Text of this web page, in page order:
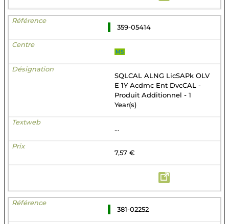
359-05414
MS
SQLCAL ALNG LicSAPk OLV
E 1Y Acdmc Ent DvcCAL -
Produit Additionnel - 1
Year(s)
...
7,57 €
381-02252